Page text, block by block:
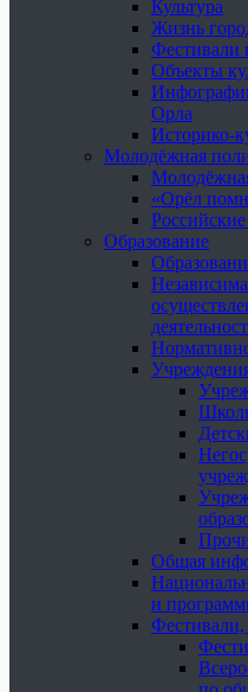
Культура
Жизнь
Фестивали
Объекты
Орла
Историко-
Молодёжная
«Орёл
Образование
Общая
и